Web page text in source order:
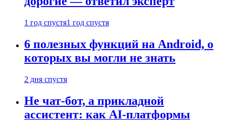
1 год спустя1 год спустя
6 полезных функций на Android, о
которых вы могли не знать
2 дня спустя
Не чат-бот, а прикладной
ассистент: как AI-платформы